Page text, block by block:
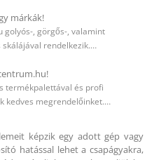
márkák!
golyós-, görgős-, valamint
skálájával rendelkezik.…
termékpalettával és profi
kedves megrendelőinket.…
képzik egy adott gép vagy
hatással lehet a csapágyakra,